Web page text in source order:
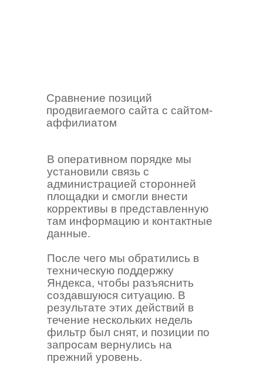
В оперативном порядке мы
установили связь с
администрацией сторонней
площадки и смогли внести
коррективы в представленную
там информацию и контактные
данные.
После чего мы обратились в
техническую поддержку
Яндекса, чтобы разъяснить
создавшуюся ситуацию. В
результате этих действий в
течение нескольких недель
фильтр был снят, и позиции по
запросам вернулись на
прежний уровень.
Сравнение позиций
продвигаемого сайта с сайтом-
аффилиатом